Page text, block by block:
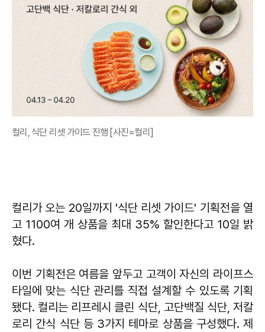
컬리, 식단 리셋 가이드 진행 [사진=컬리]
컬리가 오는 20일까지 '식단 리셋 가이드' 기획전을 열
고 1100여 개 상품을 최대 35% 할인한다고 10일 밝
혔다.
이번 기획전은 여름을 앞두고 고객이 자신의 라이프스
타일에 맞는 식단 관리를 직접 설계할 수 있도록 기획
됐다. 컬리는 리프레시 클린 식단, 고단백질 식단, 저칼
로리 간식 식단 등 3가지 테마로 상품을 구성했다. 제